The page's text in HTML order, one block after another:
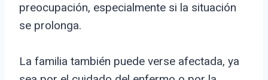
preocupación, especialmente si la situación
se prolonga.
La familia también puede verse afectada, ya